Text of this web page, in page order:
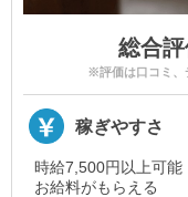
総合
※評価は口コミ、
稼ぎやすさ
時給7,500円以上可能
お給料がもらえる